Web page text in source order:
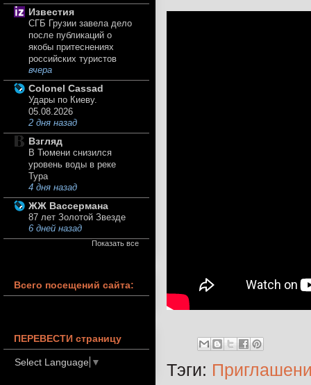
Тэги:
Известия
СГБ Грузии завела дело
после публикаций о
якобы притеснениях
российских туристов
вчера
Colonel Cassad
Удары по Киеву.
05.08.2026
2 дня назад
Взгляд
В Тюмени снизился
уровень воды в реке
Тура
4 дня назад
ЖЖ Вассермана
87 лет Золотой Звезде
6 дней назад
Показать все
Всего посещений сайта:
ПЕРЕВЕСТИ страницу
Select Language ▼